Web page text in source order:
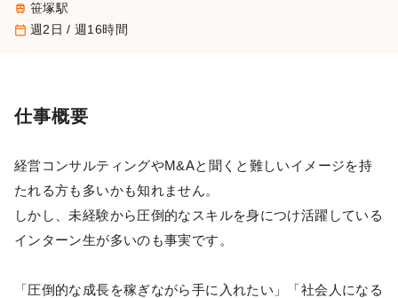
train 笹塚駅
calendar_today 週2日 / 週16時間
仕事概要
経営コンサルティングやM&Aと聞くと難しいイメージを持
たれる方も多いかも知れません。
しかし、未経験から圧倒的なスキルを身につけ活躍している
インターン生が多いのも事実です。
「圧倒的な成長を稼ぎながら手に入れたい」「社会人になる